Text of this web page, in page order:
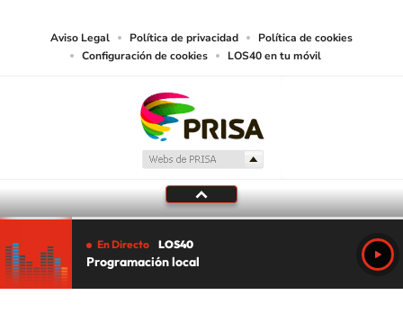
Aviso Legal Política de privacidad
Política de cookies
Configuración de cookies
LOS40 en tu móvil
En Directo LOS40
Programación local